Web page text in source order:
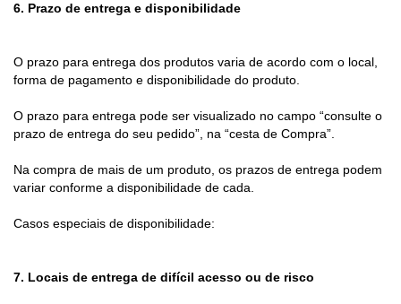
6. Prazo de entrega e disponibilidade
O prazo para entrega dos produtos varia de acordo com o local,
forma de pagamento e disponibilidade do produto.
O prazo para entrega pode ser visualizado no campo “consulte o
prazo de entrega do seu pedido”, na “cesta de Compra”.
Na compra de mais de um produto, os prazos de entrega podem
variar conforme a disponibilidade de cada.
Casos especiais de disponibilidade:
7. Locais de entrega de difícil acesso ou de risco